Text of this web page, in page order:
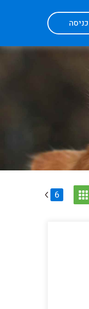
כניסה
6